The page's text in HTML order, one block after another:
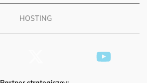
HOSTING